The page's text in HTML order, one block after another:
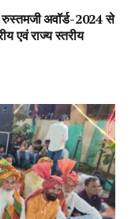
रुस्तमजी अवॉर्ड-2024 से
एवं राज्य स्तरीय